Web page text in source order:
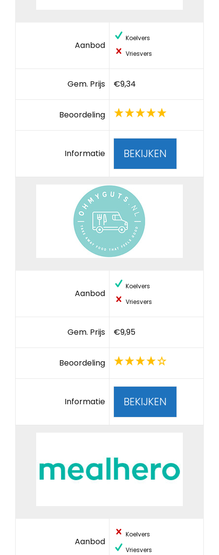
Aanbod
Koelvers
Vriesvers
Gem. Prijs €9,34
Beoordeling
Informatie BEKIJKEN
Aanbod
Koelvers
Vriesvers
Gem. Prijs €9,95
Beoordeling
Informatie BEKIJKEN
Aanbod
Koelvers
Vriesvers